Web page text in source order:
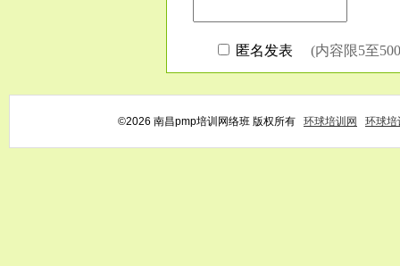
©2026 南昌pmp培训网络班 版权所有 环球培训网 环球培